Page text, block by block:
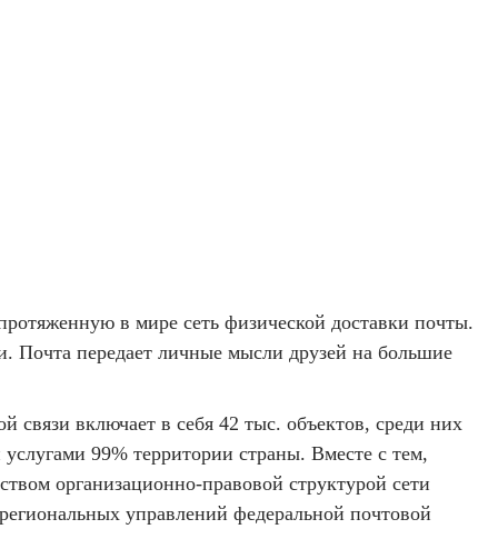
в мире сеть физической доставки почты.
Почта передает личные мысли друзей на большие
связи включает в себя 42 тыс. объектов, среди них
99% территории страны. Вместе с тем,
организационно-правовой структурой сети
управлений федеральной почтовой